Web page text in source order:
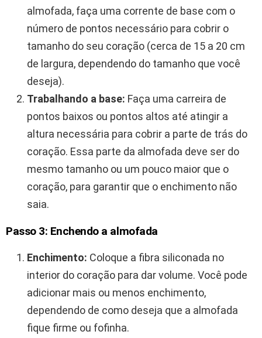
almofada, faça uma corrente de base com o
número de pontos necessário para cobrir o
tamanho do seu coração (cerca de 15 a 20 cm
de largura, dependendo do tamanho que você
deseja).
Trabalhando a base: Faça uma carreira de
pontos baixos ou pontos altos até atingir a
altura necessária para cobrir a parte de trás do
coração. Essa parte da almofada deve ser do
mesmo tamanho ou um pouco maior que o
coração, para garantir que o enchimento não
saia.
Passo 3: Enchendo a almofada
Enchimento: Coloque a fibra siliconada no
interior do coração para dar volume. Você pode
adicionar mais ou menos enchimento,
dependendo de como deseja que a almofada
fique firme ou fofinha.